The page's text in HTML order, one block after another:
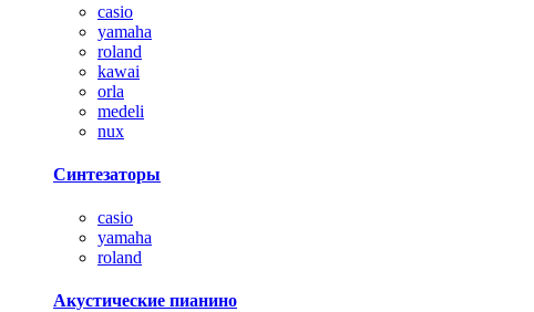
casio
yamaha
roland
kawai
orla
medeli
nux
Синтезаторы
casio
yamaha
roland
Акустические пианино